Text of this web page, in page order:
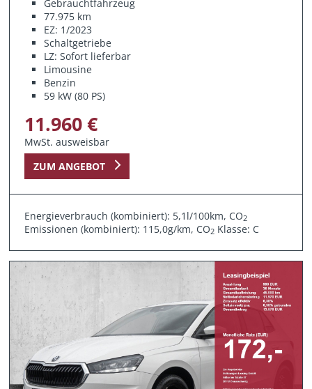
Gebrauchtfahrzeug
77.975 km
EZ: 1/2023
Schaltgetriebe
LZ: Sofort lieferbar
Limousine
Benzin
59 kW (80 PS)
11.960 €
MwSt. ausweisbar
ZUM ANGEBOT
Energieverbrauch (kombiniert): 5,1l/100km, CO2
Emissionen (kombiniert): 115,0g/km, CO2 Klasse: C